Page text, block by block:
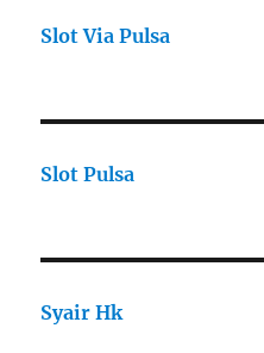
Slot Via Pulsa
Slot Pulsa
Syair Hk